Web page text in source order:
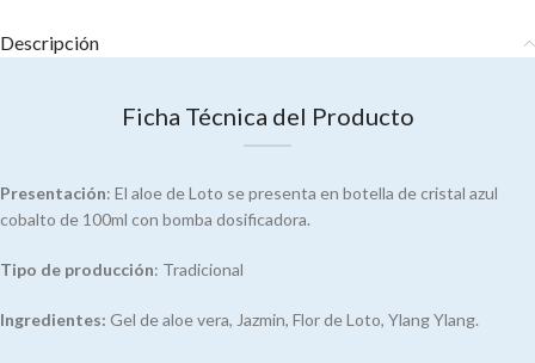
Descripción
Ficha Técnica del Producto
Presentación: El aloe de Loto se presenta en botella de cristal azul
cobalto de 100ml con bomba dosificadora.
Tipo de producción: Tradicional
Ingredientes: Gel de aloe vera, Jazmin, Flor de Loto, Ylang Ylang.